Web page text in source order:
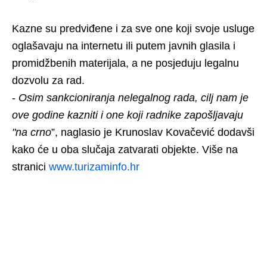
Kazne su predviđene i za sve one koji svoje usluge
oglašavaju na internetu ili putem javnih glasila i
promidžbenih materijala, a ne posjeduju legalnu
dozvolu za rad.
- Osim sankcioniranja nelegalnog rada, cilj nam je
ove godine kazniti i one koji radnike zapošljavaju
"na crno”, naglasio je Krunoslav Kovačević dodavši
kako će u oba slučaja zatvarati objekte. Više na
stranici www.turizaminfo.hr